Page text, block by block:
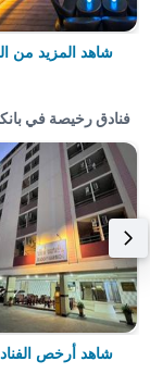
شاهد المزيد من
فنادق رخيصة في
شاهد أرخص